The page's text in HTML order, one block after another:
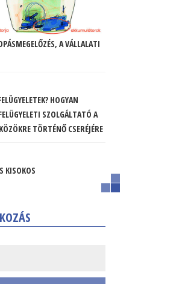
A VÁLLALATI
HOGYAN
SZOLGÁLTATÓ A
TÖRTÉNŐ CSERÉJÉRE
KISOKOS